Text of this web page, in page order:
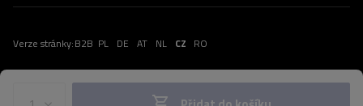
Verze stránky:B2B PL DE AT NL CZ RO